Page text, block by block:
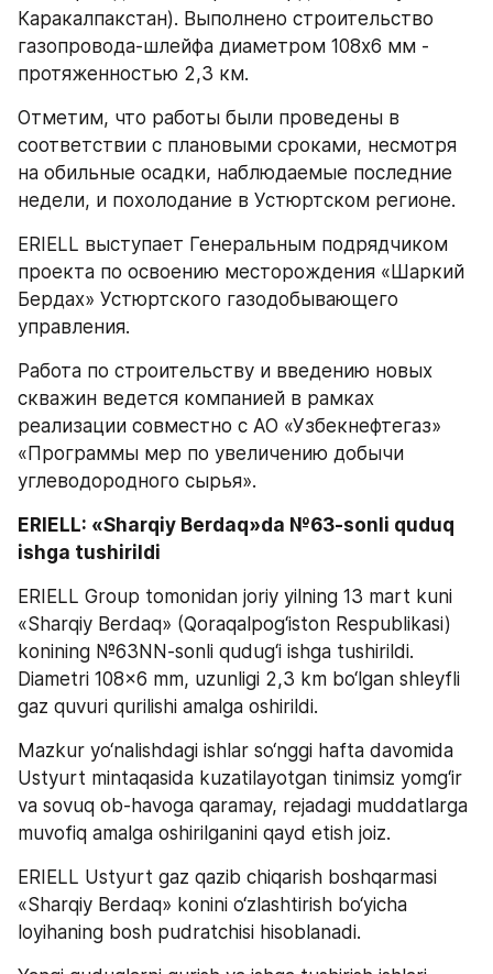
Каракалпакстан). Выполнено строительство
газопровода-шлейфа диаметром 108х6 мм -
протяженностью 2,3 км.
Отметим, что работы были проведены в
соответствии с плановыми сроками, несмотря
на обильные осадки, наблюдаемые последние
недели, и похолодание в Устюртском регионе.
ERIELL выступает Генеральным подрядчиком
проекта по освоению месторождения «Шаркий
Бердах» Устюртского газодобывающего
управления.
Работа по строительству и введению новых
скважин ведется компанией в рамках
реализации совместно с АО «Узбекнефтегаз»
«Программы мер по увеличению добычи
углеводородного сырья».
ERIELL: «Sharqiy Berdaq»da №63-sonli quduq
ishga tushirildi
ERIELL Group tomonidan joriy yilning 13 mart kuni
«Sharqiy Berdaq» (Qoraqalpog‘iston Respublikasi)
konining №63NN-sonli qudug‘i ishga tushirildi.
Diametri 108x6 mm, uzunligi 2,3 km bo‘lgan shleyfli
gaz quvuri qurilishi amalga oshirildi.
Mazkur yo‘nalishdagi ishlar so‘nggi hafta davomida
Ustyurt mintaqasida kuzatilayotgan tinimsiz yomg‘ir
va sovuq ob-havoga qaramay, rejadagi muddatlarga
muvofiq amalga oshirilganini qayd etish joiz.
ERIELL Ustyurt gaz qazib chiqarish boshqarmasi
«Sharqiy Berdaq» konini o‘zlashtirish bo‘yicha
loyihaning bosh pudratchisi hisoblanadi.